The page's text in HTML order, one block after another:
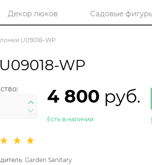
Декор люков Садовые
U09018-WP
WP
4 800 руб.
Есть в наличии
Garden Sanitary